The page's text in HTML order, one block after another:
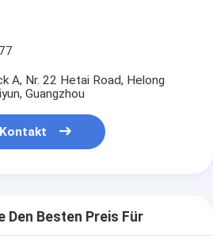
A, Nr. 22 Hetai Road, Helong
Guangzhou
Kontakt
Den Besten Preis Für